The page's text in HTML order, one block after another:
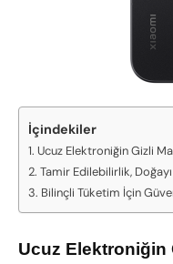
İçindekiler
Ucuz Elektroniğin Gizli
Tamir Edilebilirlik,
Bilinçli Tüketim İçin
Ucuz Elektroniğin